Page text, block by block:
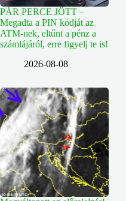
PÁR PERCE JÖTT –
Megadta a PIN kódját az
ATM-nek, eltűnt a pénz a
számlájáról, erre figyelj te is!
2026-08-08